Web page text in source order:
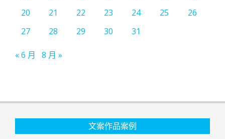
20
21 22 23 24 25
26
27
28 29 30 31
« 6 月 8 月 »
文案作品案例